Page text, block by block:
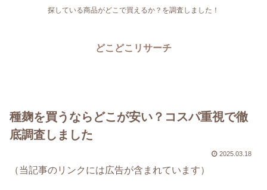
探している商品がどこで買えるか？を調査しました！
どこどこリサーチ
種麹を買うならどこが安い？コスパ重視で徹
底調査しました
2025.03.18
（当記事のリンクには広告が含まれています）